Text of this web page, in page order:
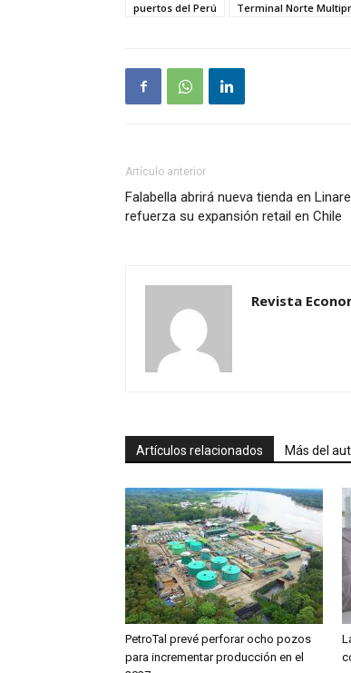
puertos del Perú
Terminal Norte
Artículo anterior
Falabella abrirá nueva tienda en
refuerza su expansión retail en Chile
Revista
Artículos relacionados Más del
PetroTal prevé perforar ocho pozos
para incrementar producción en el